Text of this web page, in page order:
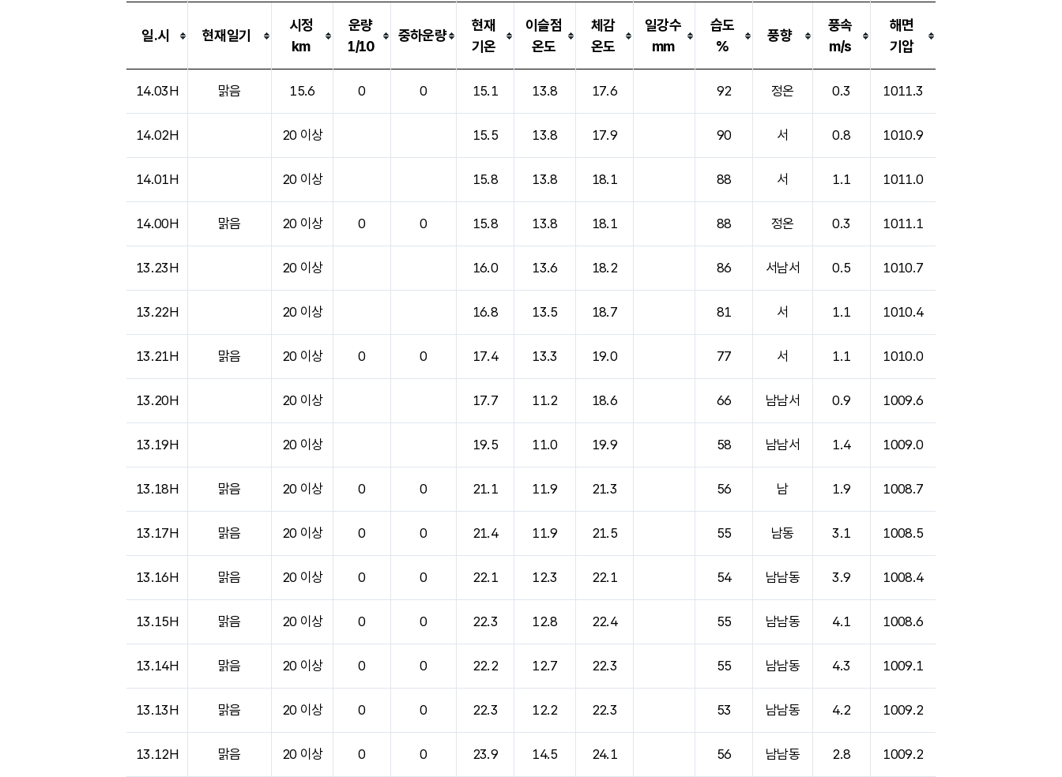
일.시 현재일기
시정
km
운량
1/10
중하운량
현재
기온
이슬점
온도
체감
온도
일강수
mm
습도
%
풍향
풍속
m/s
해면
기압
14.03H 맑음 15.6 0 0 15.1 13.8 17.6 92 정온 0.3 1011.3
14.02H 20 이상 15.5 13.8 17.9 90 서 0.8 1010.9
14.01H 20 이상 15.8 13.8 18.1 88 서 1.1 1011.0
14.00H 맑음 20 이상 0 0 15.8 13.8 18.1 88 정온 0.3 1011.1
13.23H 20 이상 16.0 13.6 18.2 86 서남서 0.5 1010.7
13.22H 20 이상 16.8 13.5 18.7 81 서 1.1 1010.4
13.21H 맑음 20 이상 0 0 17.4 13.3 19.0 77 서 1.1 1010.0
13.20H 20 이상 17.7 11.2 18.6 66 남남서 0.9 1009.6
13.19H 20 이상 19.5 11.0 19.9 58 남남서 1.4 1009.0
13.18H 맑음 20 이상 0 0 21.1 11.9 21.3 56 남 1.9 1008.7
13.17H 맑음 20 이상 0 0 21.4 11.9 21.5 55 남동 3.1 1008.5
13.16H 맑음 20 이상 0 0 22.1 12.3 22.1 54 남남동 3.9 1008.4
13.15H 맑음 20 이상 0 0 22.3 12.8 22.4 55 남남동 4.1 1008.6
13.14H 맑음 20 이상 0 0 22.2 12.7 22.3 55 남남동 4.3 1009.1
13.13H 맑음 20 이상 0 0 22.3 12.2 22.3 53 남남동 4.2 1009.2
13.12H 맑음 20 이상 0 0 23.9 14.5 24.1 56 남남동 2.8 1009.2